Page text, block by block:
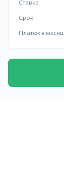
Ставка
Срок
Платёж в месяц